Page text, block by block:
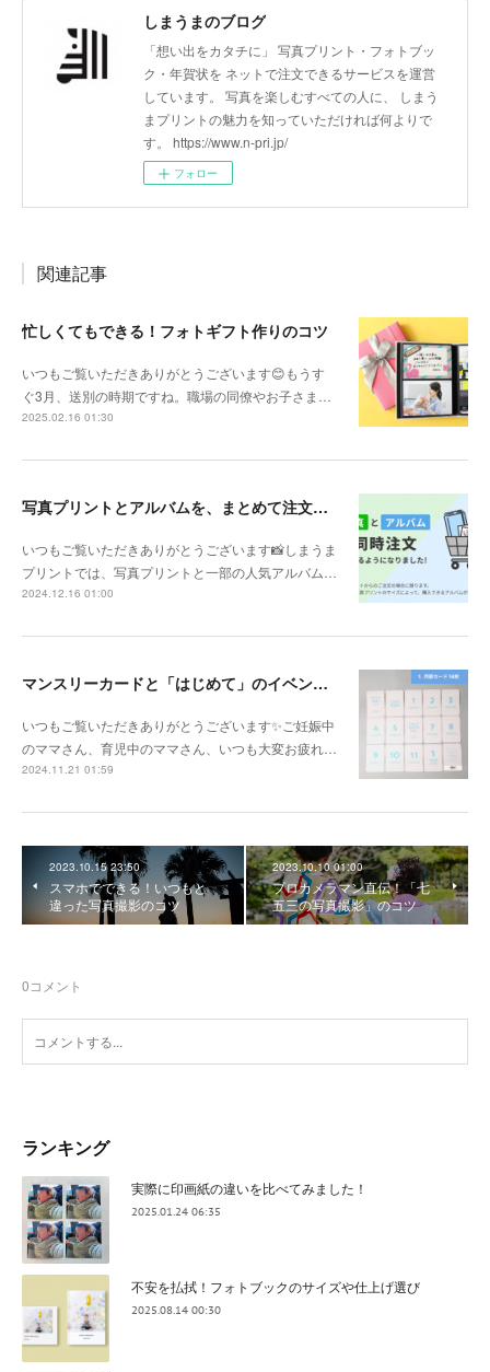
しまうまのブログ
「想い出をカタチに」 写真プリント・フォトブッ
ク・年賀状を ネットで注文できるサービスを運営
しています。 写真を楽しむすべての人に、 しまう
まプリントの魅力を知っていただければ何よりで
す。 https://www.n-pri.jp/
フォロー
関連記事
忙しくてもできる！フォトギフト作りのコツ
いつもご覧いただきありがとうございます😊もうす
ぐ3月、送別の時期ですね。職場の同僚やお子さま…
2025.02.16 01:30
写真プリントとアルバムを、まとめて注文することができます！
いつもご覧いただきありがとうございます📸しまうま
プリントでは、写真プリントと一部の人気アルバム…
2024.12.16 01:00
マンスリーカードと「はじめて」のイベントカードがセットになった『マイルストーンカード』が新登場！
いつもご覧いただきありがとうございます✨ご妊娠中
のママさん、育児中のママさん、いつも大変お疲れ…
2024.11.21 01:59
2023.10.15 23:50
スマホでできる！いつもと
違った写真撮影のコツ
2023.10.10 01:00
プロカメラマン直伝！「七
五三の写真撮影」のコツ
0コメント
ランキング
実際に印画紙の違いを比べてみました！
2025.01.24 06:35
不安を払拭！フォトブックのサイズや仕上げ選び
2025.08.14 00:30